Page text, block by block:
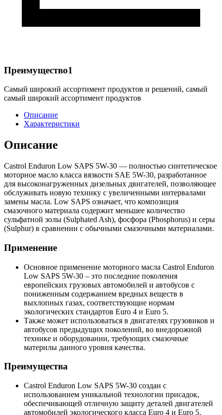
Преимущество1
Самый широкий ассортимент продуктов и решений, самый
самый широкий ассортимент продуктов
Описание
Характеристики
Описание
Castrol Enduron Low SAPS 5W-30 — полностью синтетическое
моторное масло класса вязкости SAE 5W-30, разработанное
для высоконагруженных дизельных двигателей, позволяющее
обслуживать новую технику с увеличенными интервалами
замены масла. Low SAPS означает, что композиция
смазочного материала содержит меньшее количество
сульфатной золы (Sulphated Ash), фосфора (Phosphorus) и серы
(Sulphur) в сравнении с обычными смазочными материалами.
Применение
Основное применение моторного масла Castrol Enduron
Low SAPS 5W-30 – это последние поколения
европейских грузовых автомобилей и автобусов с
пониженным содержанием вредных веществ в
выхлопных газах, соответствующие нормам
экологических стандартов Euro 4 и Euro 5.
Также может использоваться в двигателях грузовиков и
автобусов предыдущих поколений, во внедорожной
технике и оборудовании, требующих смазочные
материлы данного уровня качества.
Преимущества
Castrol Enduron Low SAPS 5W-30 создан с
использованием уникальной технологии присадок,
обеспечивающей отличную защиту деталей двигателей
автомобилей экологического класса Euro 4 и Euro 5,